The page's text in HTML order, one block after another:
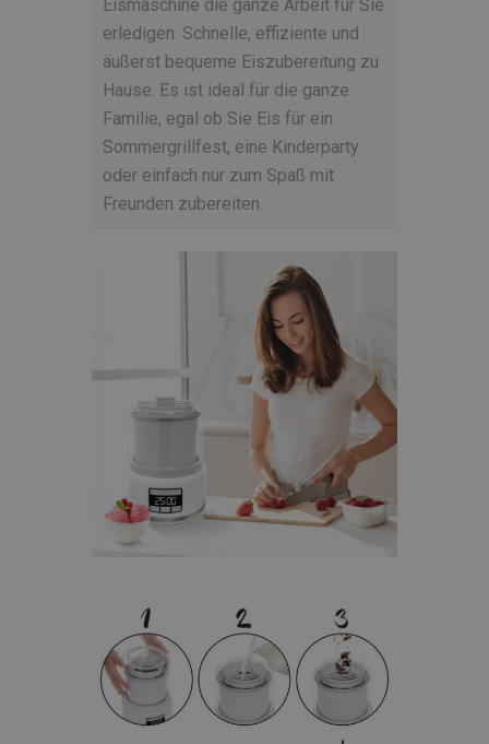
Eismaschine die ganze Arbeit für Sie
erledigen. Schnelle, effiziente und
äußerst bequeme Eiszubereitung zu
Hause. Es ist ideal für die ganze
Familie, egal ob Sie Eis für ein
Sommergrillfest, eine Kinderparty
oder einfach nur zum Spaß mit
Freunden zubereiten.